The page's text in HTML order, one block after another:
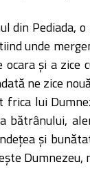
din Pediada,
unde
şi a zice
ne zice
lui
şi